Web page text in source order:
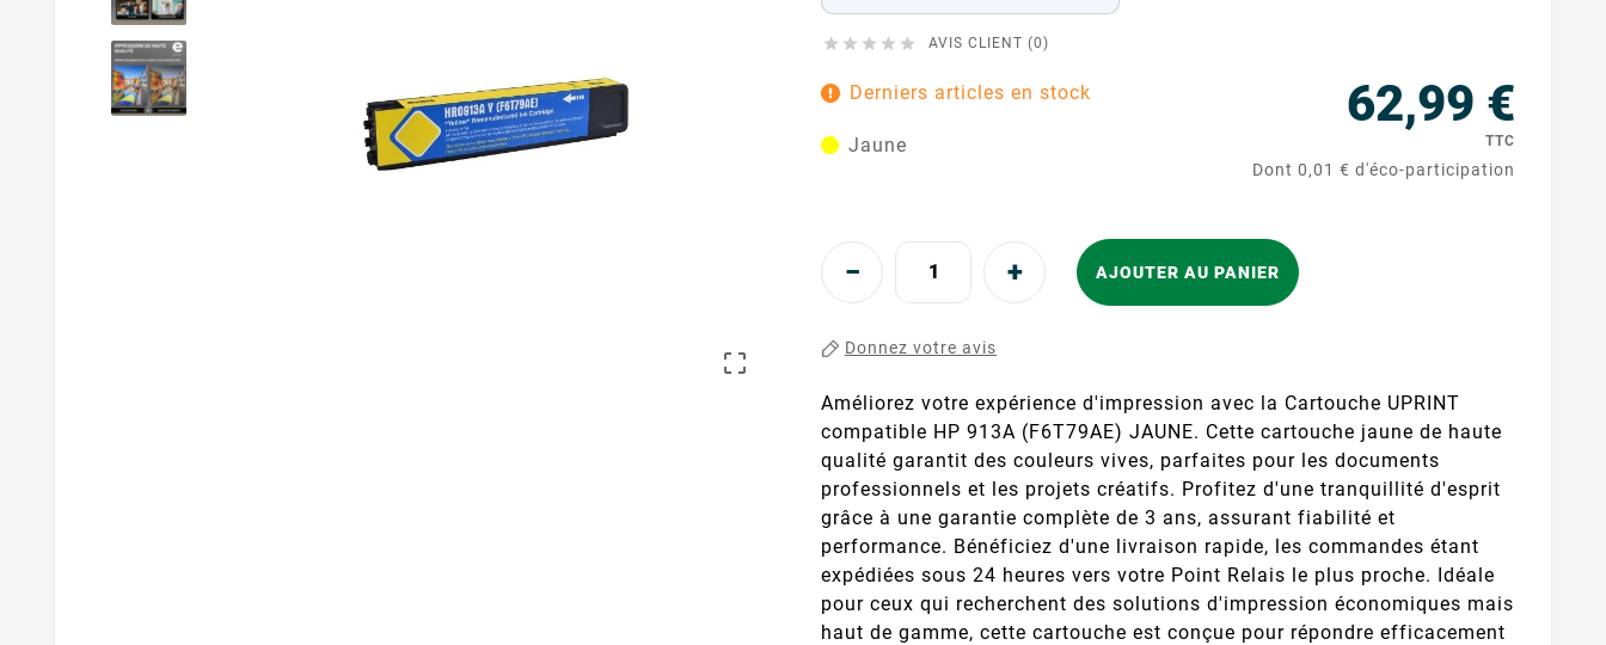

     AVIS CLIENT (0)
62,99 €
TTC
Dont 0,01 € d'éco-participation
Derniers articles en stock
Jaune
AJOUTER AU PANIER
Donnez votre avis
Améliorez votre expérience d'impression avec la Cartouche UPRINT
compatible HP 913A (F6T79AE) JAUNE. Cette cartouche jaune de haute
qualité garantit des couleurs vives, parfaites pour les documents
professionnels et les projets créatifs. Profitez d'une tranquillité d'esprit
grâce à une garantie complète de 3 ans, assurant fiabilité et
performance. Bénéficiez d'une livraison rapide, les commandes étant
expédiées sous 24 heures vers votre Point Relais le plus proche. Idéale
pour ceux qui recherchent des solutions d'impression économiques mais
haut de gamme, cette cartouche est conçue pour répondre efficacement